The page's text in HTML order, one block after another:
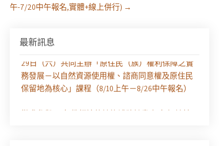
午-7/20中午報名,實體+線上併行) →
最新訊息
【課程報名】全律會與台北律師公會等單位定於8月
29日（六）共同主辦「原住民（族）權利保障之實
務發展－以自然資源使用權、諮商同意權及原住民
保留地為核心」課程（8/10上午－8/26中午報名）
徵求參與115年教師法律諮詢補助計畫人才庫(請於